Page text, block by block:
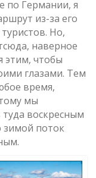
по Германии, я
из-за его
Но,
наверное
этим, чтобы
глазами. Тем
время,
мы
воскресным
зимой поток